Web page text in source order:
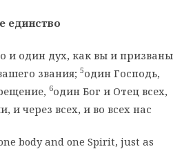
единство
и один дух, как вы и призваны
звания; 5один Господь,
6один Бог и Отец всех,
и через всех, и во всех нас
body and one Spirit, just as